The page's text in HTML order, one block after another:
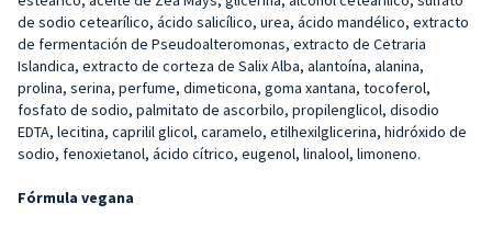
de sodio cetearílico, ácido salicílico, urea, ácido mandélico, extracto
de fermentación de Pseudoalteromonas, extracto de Cetraria
Islandica, extracto de corteza de Salix Alba, alantoína, alanina,
prolina, serina, perfume, dimeticona, goma xantana, tocoferol,
fosfato de sodio, palmitato de ascorbilo, propilenglicol, disodio
EDTA, lecitina, caprilil glicol, caramelo, etilhexilglicerina, hidróxido de
sodio, fenoxietanol, ácido cítrico, eugenol, linalool, limoneno.
Fórmula vegana